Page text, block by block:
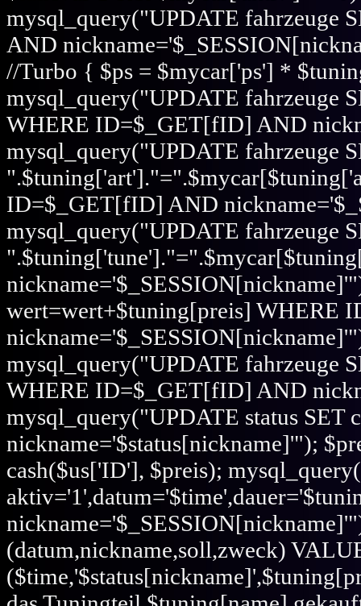
mysql_query("UPDATE fahrzeuge
AND
//Turbo { $ps = $mycar['ps'] *
mysql_query("UPDATE fahrzeuge
WHERE ID=$_GET[fID] AND
mysql_query("UPDATE fahrzeuge
ID=$_GET[fID] AND
mysql_query("UPDATE fahrzeuge
wert=wert+$tuning[preis] WHERE
mysql_query("UPDATE fahrzeuge
WHERE ID=$_GET[fID] AND
mysql_query("UPDATE status SET
nickname='$status[nickname]'");
cash($us['ID'], $preis);
(datum,nickname,soll,zweck)